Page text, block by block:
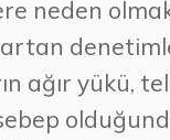
neden
ağır yükü,